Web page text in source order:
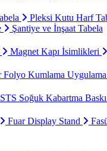
Pleksi Kutu Harf
Şantiye ve İnşaat Tabela
Magnet Kapı İsimlikleri
Folyo Kumlama Uygulama
STS Soğuk Kabartma Baskı
Fuar Display Stand